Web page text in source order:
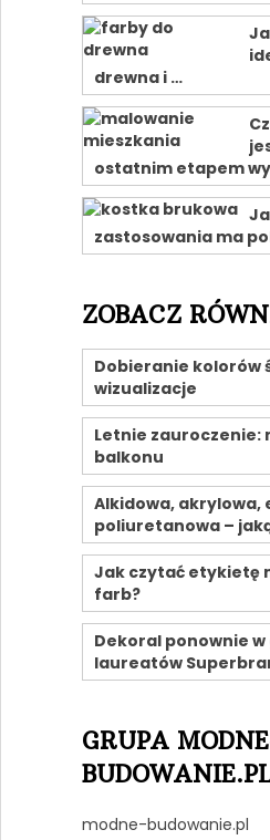
drewna i …
ostatnim etapem
zastosowania ma
ZOBACZ
Dobieranie kolorów
wizualizacje
Letnie zauroczenie:
balkonu
Alkidowa, akrylowa,
poliuretanowa –
Jak czytać etykietę
farb?
Dekoral ponownie
laureatów
GRUPA
modne-budowanie.pl